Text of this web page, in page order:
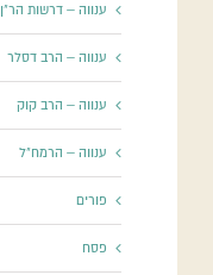
ענווה – דרשות הר"ן
ענווה – הרב דסלר
ענווה – הרב קוק
ענווה – הרמח"ל
פורים
פסח